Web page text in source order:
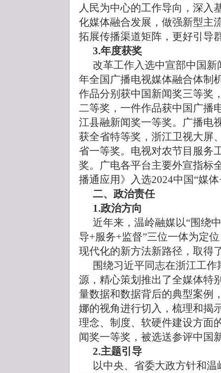
人民为中心的工作导向，深入
化媒体融合发展，做强新型主
拓展传播渠道矩阵，更好引导
3.年度获奖
改革工作入选中宣部中国
年全国广播电视媒体融合体制
作品分别获中国新闻奖三等奖
二等奖，一件作品获中国广播
江县融新闻奖一等奖。广播电
获全省特等奖，浙江卫视大屏
省一等奖。电视对农节目服务
奖。广电各平台主要外宣指标
播通应用》入选2024中国“媒
二、政治责任
1.政治方向
近年来，温岭融媒以“围绕
导+服务+监督”三位一体为定
现代化的新方法新路径，取得
围绕习近平同志在浙江工
源，精心策划推出了全媒体特
量数据和数据背后的典型案例
娜的视角进行切入，梳理和揭
理念、制度、软硬件建设方面
闻奖一等奖，被选送参评中国
2.主题引导
以中央、省委大政方针和